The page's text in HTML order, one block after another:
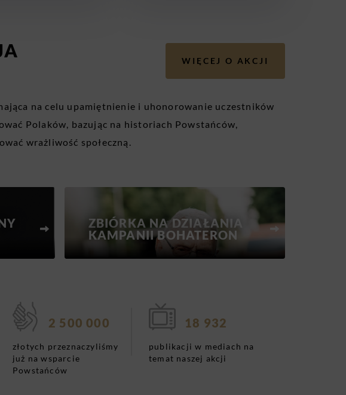
WIĘCEJ O AKCJI
na celu upamiętnienie i uhonorowanie uczestników
Polaków, bazując na historiach Powstańców,
wrażliwość społeczną.
ZBIÓRKA NA DZIAŁANIA
KAMPANII BOHATERON
2 500 000
złotych przeznaczyliśmy
już na wsparcie
Powstańców
18 932
publikacji w mediach na
temat naszej akcji